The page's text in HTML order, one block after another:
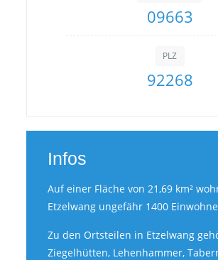
09663
PLZ
92268
Infos
Auf einer Fläche von 21,69 km²
Etzelwang ungefähr 1400
Zu den Ortsteilen in Etzelwang
Ziegelhütten, Lehenhammer,